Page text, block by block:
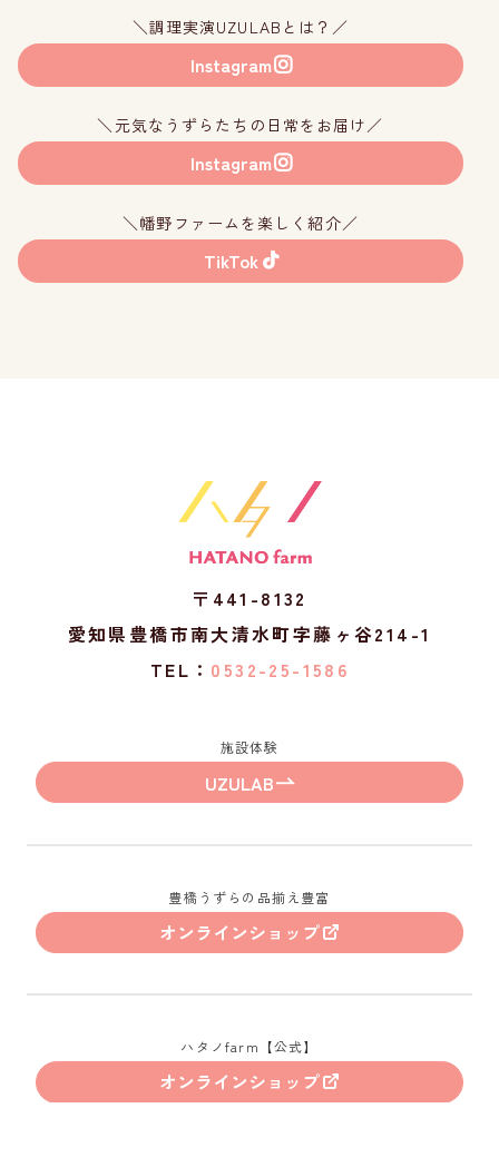
＼調理実演UZULABとは？／
Instagram
＼元気なうずらたちの日常をお届け／
Instagram
＼幡野ファームを楽しく紹介／
TikTok
〒441-8132
愛知県豊橋市南大清水町字藤ヶ谷214-1
TEL： 0532-25-1586
施設体験
UZULAB
豊橋うずらの品揃え豊富
オンラインショップ
ハタノfarm【公式】
オンラインショップ